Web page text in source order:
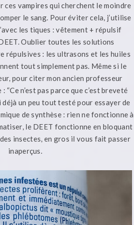
ces vampires qui cherchent le moindre
le sang. Pour éviter cela, j’utilise
les tiques : vêtement + répulsif
Oublier toutes les solutions
répulsives : les ultrasons et les huiles
tout simplement pas. Même si le
pour citer mon ancien professeur
“Ce n’est pas parce que c’est breveté
déjà un peu tout testé pour essayer de
de synthèse : rien ne fonctionne à
le DEET fonctionne en bloquant
insectes, en gros il vous fait passer
inaperçus.